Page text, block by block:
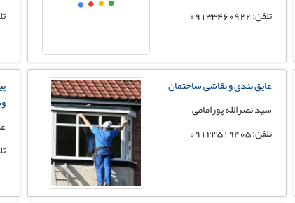
تلفن: 09133460922
عایق بندی و نقاشی ساختمان
سید نصرالله پورامامی
تلفن: 09123519405